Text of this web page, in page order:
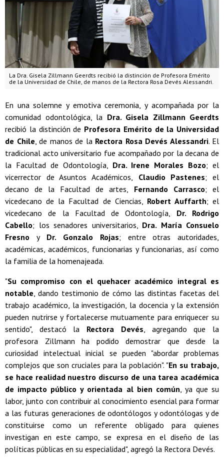
La Dra. Gisela Zillmann Geerdts recibió la distinción de Profesora Emérito
de la Universidad de Chile, de manos de la Rectora Rosa Devés Alessandri.
En una solemne y emotiva ceremonia, y acompañada por la
comunidad odontológica, la Dra. Gisela Zillmann Geerdts
recibió la distinción de Profesora Emérito de la Universidad
de Chile, de manos de la Rectora Rosa Devés Alessandri. El
tradicional acto universitario fue acompañado por la decana de
la Facultad de Odontología, Dra. Irene Morales Bozo; el
vicerrector de Asuntos Académicos, Claudio Pastenes; el
decano de la Facultad de artes, Fernando Carrasco; el
vicedecano de la Facultad de Ciencias, Robert Auffarth; el
vicedecano de la Facultad de Odontología, Dr. Rodrigo
Cabello; los senadores universitarios, Dra. María Consuelo
Fresno yDr. Gonzalo Rojas; entre otras autoridades,
académicas, académicos, funcionarias y funcionarias, así como
la familia de la homenajeada.
"Su compromiso con el quehacer académico integral es
notable, dando testimonio de cómo las distintas facetas del
trabajo académico, la investigación, la docencia y la extensión
pueden nutrirse y fortalecerse mutuamente para enriquecer su
sentido", destacó la Rectora Devés, agregando que la
profesora Zillmann ha podido demostrar que desde la
curiosidad intelectual inicial se pueden "abordar problemas
complejos que son cruciales para la población". "En su trabajo,
se hace realidad nuestro discurso de una tarea académica
de impacto público y orientada al bien común, ya que su
labor, junto con contribuir al conocimiento esencial para formar
a las futuras generaciones de odontólogos y odontólogas y de
constituirse como un referente obligado para quienes
investigan en este campo, se expresa en el diseño de las
políticas públicas en su especialidad", agregó la Rectora Devés.